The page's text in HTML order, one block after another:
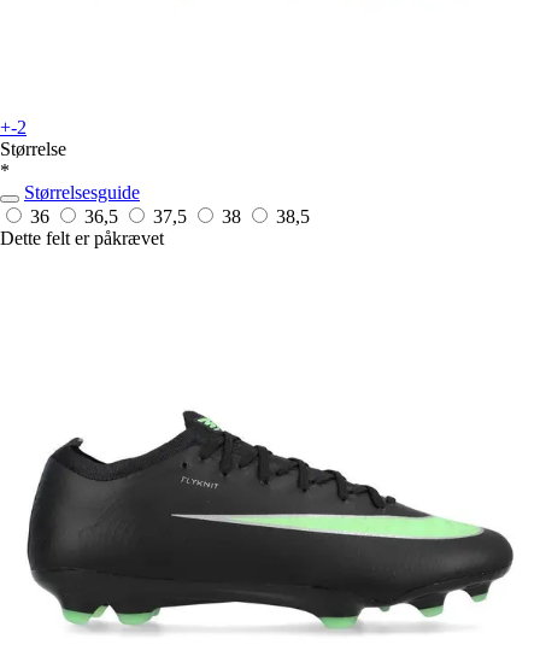
+-2
Størrelse
*
Størrelsesguide
36
36,5 37,5 38
38,5
Dette felt er påkrævet